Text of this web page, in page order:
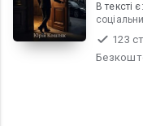
В текcті є:
123